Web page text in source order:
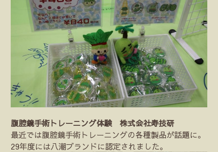
腹腔鏡手術トレーニング体験 株式会社寿技研
最近では腹腔鏡手術トレーニングの各種製品が話題に。
29年度には八潮ブランドに認定されました。